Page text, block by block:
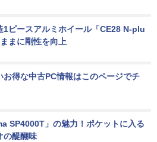
1ピースアルミホイール「CE28 N-plu
まに剛性を向上
お得な中古PC情報はこのページでチ
SP4000T」の魅力！ポケットに入る
の醍醐味